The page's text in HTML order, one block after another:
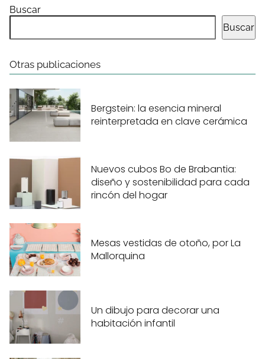
Buscar
Buscar
Otras publicaciones
Bergstein: la esencia mineral
reinterpretada en clave cerámica
Nuevos cubos Bo de Brabantia:
diseño y sostenibilidad para cada
rincón del hogar
Mesas vestidas de otoño, por La
Mallorquina
Un dibujo para decorar una
habitación infantil